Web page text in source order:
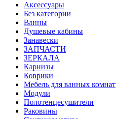
Аксессуары
Без категории
Ванны
Душевые кабины
Занавески
ЗАПЧАСТИ
ЗЕРКАЛА
Карнизы
Коврики
Мебель для ванных комнат
Модули
Полотенцесушители
Раковины